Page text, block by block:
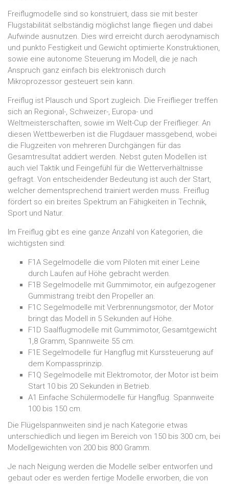
Freiflugmodelle sind so konstruiert, dass sie mit bester
Flugstabilität selbständig möglichst lange fliegen und dabei
Aufwinde ausnutzen. Dies wird erreicht durch aerodynamisch
und punkto Festigkeit und Gewicht optimierte Konstruktionen,
sowie eine autonome Steuerung im Modell, die je nach
Anspruch ganz einfach bis elektronisch durch
Mikroprozessor gesteuert sein kann.
Freiflug ist Plausch und Sport zugleich. Die Freiflieger treffen
sich an Regional-, Schweizer-, Europa- und
Weltmeisterschaften, sowie im Welt-Cup der Freiflieger. An
diesen Wettbewerben ist die Flugdauer massgebend, wobei
die Flugzeiten von mehreren Durchgängen für das
Gesamtresultat addiert werden. Nebst guten Modellen ist
auch viel Taktik und Feingefühl für die Wetterverhältnisse
gefragt. Von entscheidender Bedeutung ist auch der Start,
welcher dementsprechend trainiert werden muss. Freiflug
fördert so ein breites Spektrum an Fähigkeiten in Technik,
Sport und Natur.
Im Freiflug gibt es eine ganze Anzahl von Kategorien, die
wichtigsten sind:
F1A Segelmodelle die vom Piloten mit einer Leine
durch Laufen auf Höhe gebracht werden.
F1B Segelmodelle mit Gummimotor, ein aufgezogener
Gummistrang treibt den Propeller an.
F1C Segelmodelle mit Verbrennungsmotor, der Motor
bringt das Modell in 5 Sekunden auf Höhe.
F1D Saalflugmodelle mit Gummimotor, Gesamtgewicht
1,8 Gramm, Spannweite 55 cm.
F1E Segelmodelle für Hangflug mit Kurssteuerung auf
dem Kompassprinzip.
F1Q Segelmodelle mit Elektromotor, der Motor ist beim
Start 10 bis 20 Sekunden in Betrieb.
A1 Einfache Schülermodelle für Hangflug. Spannweite
100 bis 150 cm.
Die Flügelspannweiten sind je nach Kategorie etwas
unterschiedlich und liegen im Bereich von 150 bis 300 cm, bei
Modellgewichten von 200 bis 800 Gramm.
Je nach Neigung werden die Modelle selber entworfen und
gebaut oder es werden fertige Modelle erworben, die von